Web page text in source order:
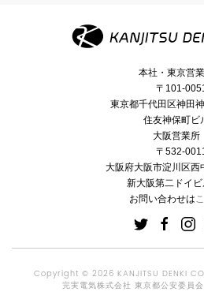
本社・東京営
〒101-
東京都千代田区神田
住友神保町ビ
大阪営業所
〒532-
大阪府大阪市淀川区西
新大阪第二ドイ
お問い合わせは
Copyright © 2026 KANJITSU DENKI
完実電気株式会社 東京都公安委員